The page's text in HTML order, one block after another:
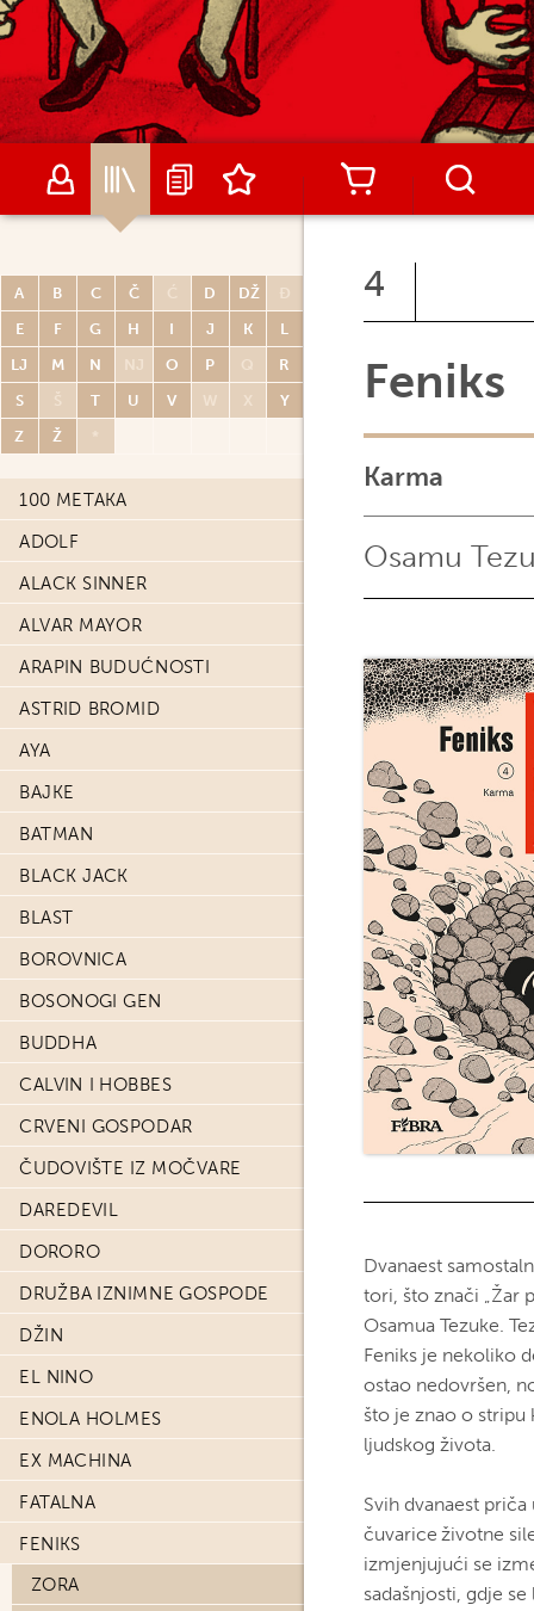
A B C Č Ć D DŽ
Đ
E
F G H I J K
L
LJ
M N NJ O P Q
R
S
Š T U V W X
Y
Z
Ž *
100 METAKA
ADOLF
ALACK SINNER
ALVAR MAYOR
ARAPIN BUDUĆNOSTI
ASTRID BROMID
AYA
BAJKE
BATMAN
BLACK JACK
BLAST
BOROVNICA
BOSONOGI GEN
BUDDHA
CALVIN I HOBBES
CRVENI GOSPODAR
ČUDOVIŠTE IZ MOČVARE
DAREDEVIL
DORORO
DRUŽBA IZNIMNE GOSPODE
DŽIN
EL NINO
ENOLA HOLMES
EX MACHINA
FATALNA
FENIKS
ZORA
4
Feniks
Karma
Osamu
Dvanaest
tori, što znači „Žar
Osamua Tezuke.
Feniks je nekoliko
ostao nedovršen,
što je znao o
ljudskog života.
Svih dvanaest
čuvarice životne
izmjenjujući se
sadašnjosti, gdje